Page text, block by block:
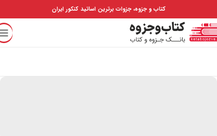
کتاب و جزوه، جزوات برترین اساتید کنکور ایران